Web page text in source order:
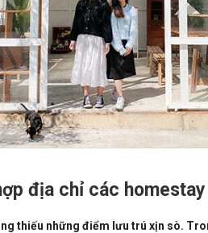
địa chỉ các
thiếu những điểm lưu trú xịn sò.